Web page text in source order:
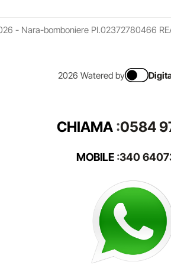
- Nara-bomboniere PI.02372780466
2026 Watered by
CHIAMA :0584
MOBILE:340